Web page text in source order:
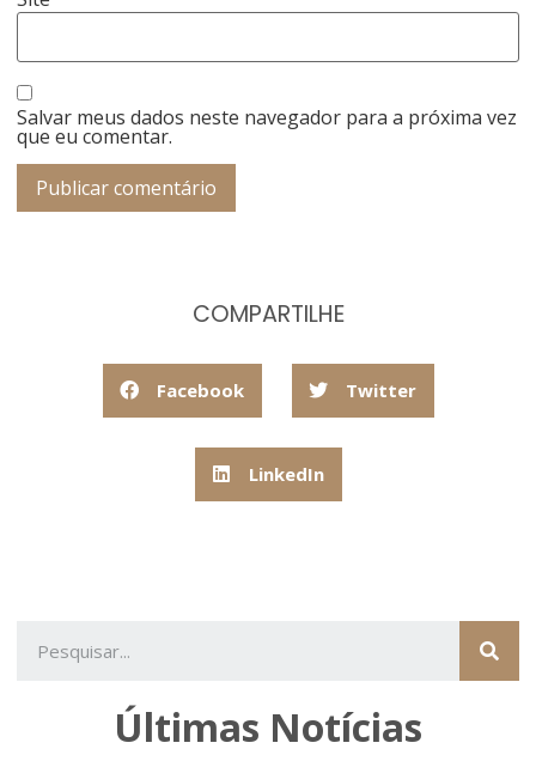
Salvar meus dados neste navegador para a próxima vez
que eu comentar.
COMPARTILHE
Facebook Twitter
LinkedIn
Últimas Notícias